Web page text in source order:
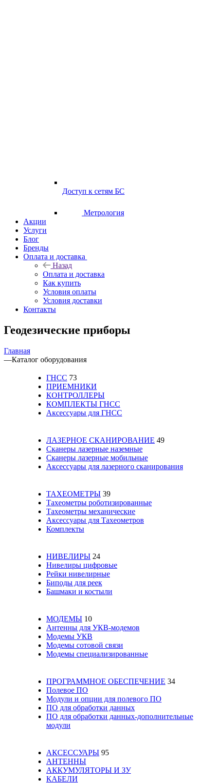
Доступ к сетям БС
Метрология
Акции
Услуги
Блог
Бренды
Оплата и доставка
Назад
Оплата и доставка
Как купить
Условия оплаты
Условия доставки
Контакты
Геодезические приборы
Главная
—Каталог оборудования
ГНСС 73
ПРИЕМНИКИ
КОНТРОЛЛЕРЫ
КОМПЛЕКТЫ ГНСС
Аксессуары для ГНСС
ЛАЗЕРНОЕ СКАНИРОВАНИЕ 49
Сканеры лазерные наземные
Сканеры лазерные мобильные
Аксессуары для лазерного сканирования
ТАХЕОМЕТРЫ 39
Тахеометры роботизированные
Тахеометры механические
Аксессуары для Тахеометров
Комплекты
НИВЕЛИРЫ 24
Нивелиры цифровые
Рейки нивелирные
Биподы для реек
Башмаки и костыли
МОДЕМЫ 10
Антенны для УКВ-модемов
Модемы УКВ
Модемы сотовой связи
Модемы специализированные
ПРОГРАММНОЕ ОБЕСПЕЧЕНИЕ 34
Полевое ПО
Модули и опции для полевого ПО
ПО для обработки данных
ПО для обработки данных-дополнительные
модули
АКСЕССУАРЫ 95
АНТЕННЫ
АККУМУЛЯТОРЫ И ЗУ
КАБЕЛИ